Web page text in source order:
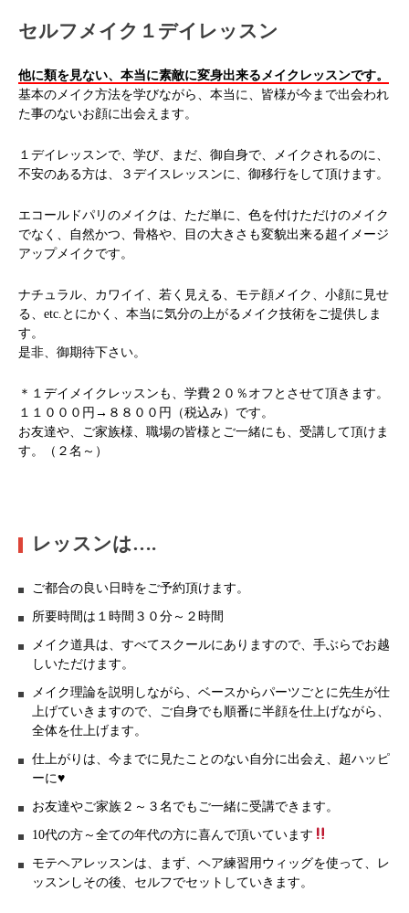
セルフメイク１デイレッスン
他に類を見ない、本当に素敵に変身出来るメイクレッスンです。
基本のメイク方法を学びながら、本当に、皆様が今まで出会われ
た事のないお顔に出会えます。
１デイレッスンで、学び、まだ、御自身で、メイクされるのに、
不安のある方は、３デイスレッスンに、御移行をして頂けます。
エコールドパリのメイクは、ただ単に、色を付けただけのメイク
でなく、自然かつ、骨格や、目の大きさも変貌出来る超イメージ
アップメイクです。
ナチュラル、カワイイ、若く見える、モテ顔メイク、小顔に見せ
る、etc.とにかく、本当に気分の上がるメイク技術をご提供しま
す。
是非、御期待下さい。
＊１デイメイクレッスンも、学費２０％オフとさせて頂きます。
１１０００円→８８００円（税込み）です。
お友達や、ご家族様、職場の皆様とご一緒にも、受講して頂けま
す。（２名～）
レッスンは….
ご都合の良い日時をご予約頂けます。
所要時間は１時間３０分～２時間
メイク道具は、すべてスクールにありますので、手ぶらでお越
しいただけます。
メイク理論を説明しながら、ベースからパーツごとに先生が仕
上げていきますので、ご自身でも順番に半顔を仕上げながら、
全体を仕上げます。
仕上がりは、今までに見たことのない自分に出会え、超ハッピ
ーに♥
お友達やご家族２～３名でもご一緒に受講できます。
10代の方～全ての年代の方に喜んで頂いています
モテヘアレッスンは、まず、ヘア練習用ウィッグを使って、レ
ッスンしその後、セルフでセットしていきます。